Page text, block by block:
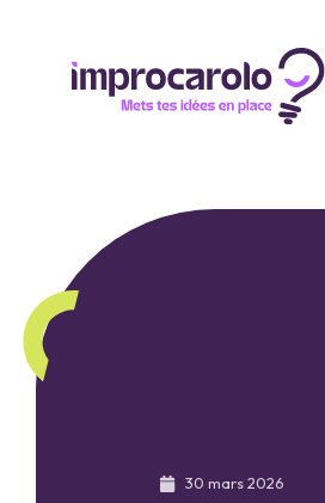
30 mars 2026